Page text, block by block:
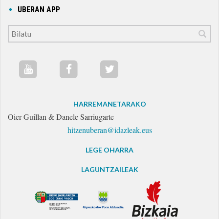
UBERAN APP
HARREMANETARAKO
Oier Guillan & Danele Sarriugarte
hitzenuberan@idazleak.eus
LEGE OHARRA
LAGUNTZAILEAK